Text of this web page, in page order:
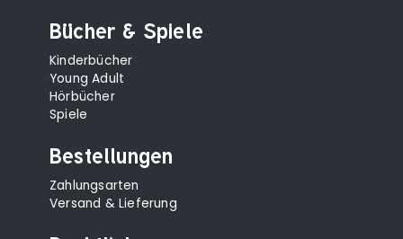
Bücher & Spiele
Kinderbücher
Young Adult
Hörbücher
Spiele
Bestellungen
Zahlungsarten
Versand & Lieferung